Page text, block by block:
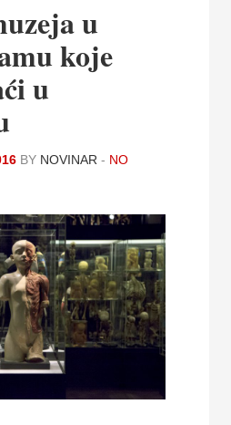
u
koje
u
BY NOVINAR - NO